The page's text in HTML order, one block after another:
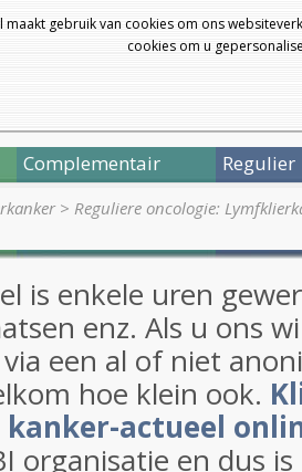
maakt gebruik van cookies om ons
cookies om u
Complementair Regulier
> Reguliere oncologie:
is enkele uren
enz. Als u ons
een al of niet
hoe klein ook.
actueel
organisatie en dus